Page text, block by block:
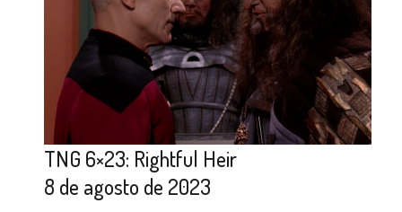
TNG 6×23: Rightful Heir
8 de agosto de 2023